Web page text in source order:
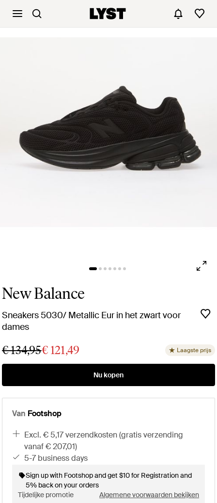
New Balance
Sneakers 5030/ Metallic Eur in het zwart voor
dames
€ 134,95€ 121,49 Laagste prijs
Nu kopen
Van Footshop
excl. € 5,17 verzendkosten (gratis verzending
vanaf € 207,01)
5-7 business days
Sign up with Footshop and get $10 for Registration and
5% back on your orders
Tijdelijke promotie
Algemene voorwaarden bekijken